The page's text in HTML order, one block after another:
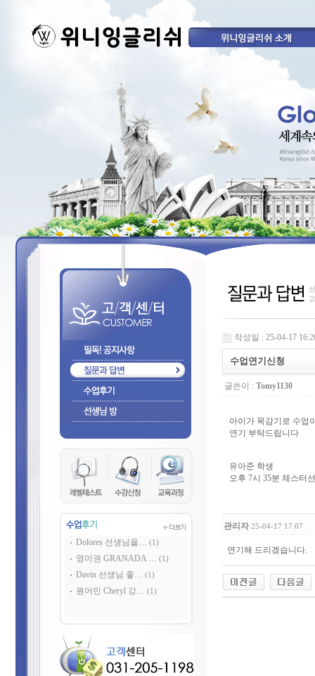
Dolores 선생님을… (1)
영미권 GRANADA … (1)
Davin 선생님 좋… (1)
원어민 Cheryl 강… (1)
작성일 : 25-04-17
수업연기신청
글쓴이 : Tomy1130
아이가 목감기로 수업
연기 부탁드립니다
유아준 학생
오후 7시 35분 체스터
관리자 25-04-17 17:07
연기해 드리겠습니다.